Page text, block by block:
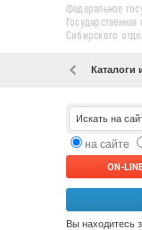
Федеральное
Сибирского
Каталоги
на сайте
ON-
Вы находитесь